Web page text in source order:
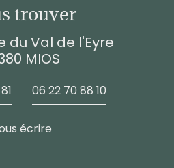
trouver
du Val de l'Eyre
MIOS
06 22 70 88 10
écrire